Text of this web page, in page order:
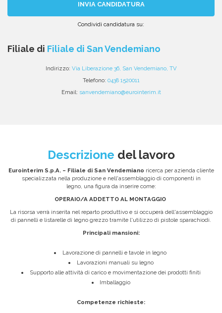
INVIA CANDIDATURA
Condividi candidatura su:
email
Facebook
Twitter
Linkedin
WhatsApp
Filiale di Filiale di San Vendemiano
Indirizzo: Via Liberazione 36, San Vendemiano, TV
Telefono: 0438 1520011
Email: sanvendemiano@eurointerim.it
Descrizione del lavoro
Eurointerim S.p.A. – Filiale di San Vendemiano ricerca per azienda cliente
specializzata nella produzione e nell'assemblaggio di componenti in
legno, una figura da inserire come:
OPERAIO/A ADDETTO AL MONTAGGIO
La risorsa verrà inserita nel reparto produttivo e si occuperà dell'assemblaggio
di pannelli e listarelle di legno grezzo tramite l'utilizzo di pistole sparachiodi.
Principali mansioni:
Lavorazione di pannelli e tavole in legno
Lavorazioni manuali su legno
Supporto alle attività di carico e movimentazione dei prodotti finiti
Imballaggio
Competenze richieste: